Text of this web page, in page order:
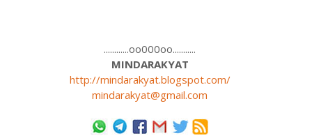
............oo000oo...........
MINDARAKYAT
http://mindarakyat.blogspot.com/
mindarakyat@gmail.com